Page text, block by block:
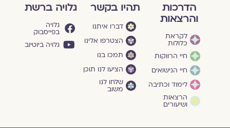
הדרכות
והרצאות
לקראת
כלולות
חיי הרווקות
חיי הנישואים
לימוד וכתיבה
הרצאות
ושיעורים
תהיו בקשר
דברו איתנו
הצטרפו אלינו
תמכו בנו
הציעו לנו תוכן
שלחו לנו
משוב
גלויה ברשת
גלויה
בפייסבוק
גלויה ביוטיוב